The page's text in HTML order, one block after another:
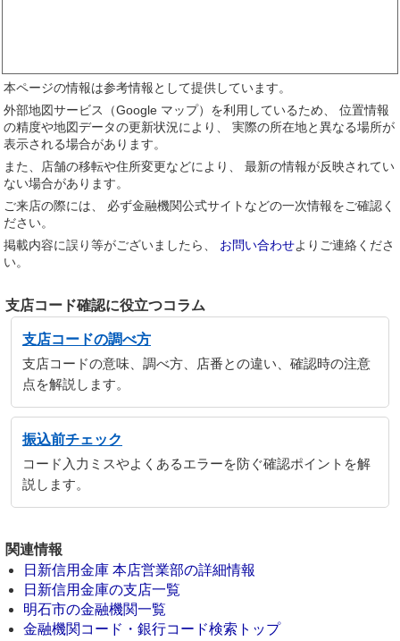
本ページの情報は参考情報として提供しています。
外部地図サービス（Google マップ）を利用しているため、 位置情報
の精度や地図データの更新状況により、 実際の所在地と異なる場所が
表示される場合があります。
また、店舗の移転や住所変更などにより、 最新の情報が反映されてい
ない場合があります。
ご来店の際には、 必ず金融機関公式サイトなどの一次情報をご確認く
ださい。
掲載内容に誤り等がございましたら、 お問い合わせよりご連絡くださ
い。
支店コード確認に役立つコラム
支店コードの調べ方
支店コードの意味、調べ方、店番との違い、確認時の注意
点を解説します。
振込前チェック
コード入力ミスやよくあるエラーを防ぐ確認ポイントを解
説します。
関連情報
日新信用金庫 本店営業部の詳細情報
日新信用金庫の支店一覧
明石市の金融機関一覧
金融機関コード・銀行コード検索トップ